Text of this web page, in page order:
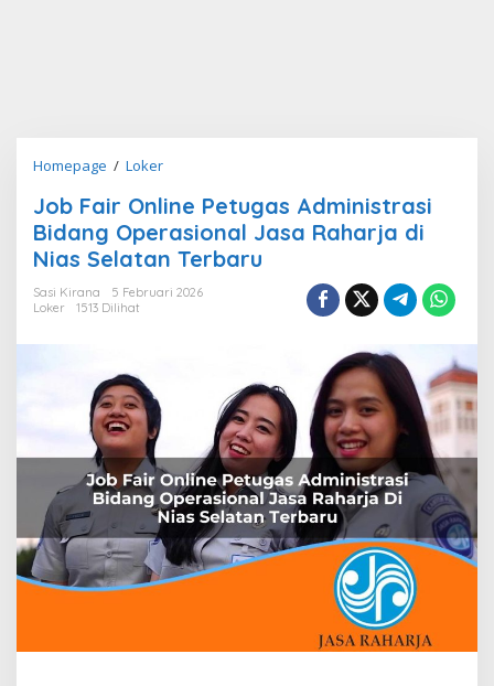
Homepage / LokerJob
Online
Petugas
Administrasi
Operasional
Terbaru
Job Fair Online Petugas Administrasi
Bidang Operasional Jasa Raharja di
Nias Selatan Terbaru
Sasi Kirana
5 Februari 2026
Loker
1513 Dilihat